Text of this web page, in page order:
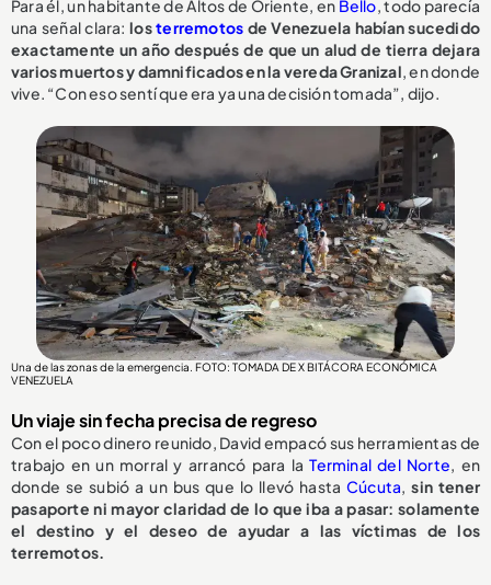
Para él, un habitante de Altos de Oriente, en Bello, todo parecía
una señal clara:losterremotos de Venezuela habían sucedido
exactamente un año después de que un alud de tierra dejara
varios muertos y damnificados en la vereda Granizal, en donde
vive. “Con eso sentí que era ya una decisión tomada”, dijo.
Una de las zonas de la emergencia. FOTO: TOMADA DE X BITÁCORA ECONÓMICA
VENEZUELA
Un viaje sin fecha precisa de regreso
Con el poco dinero reunido, David empacó sus herramientas de
trabajo en un morral y arrancó para laTerminal del Norte, en
donde se subió a un bus que lo llevó hastaCúcuta,sin tener
pasaporte ni mayor claridad de lo que iba a pasar: solamente
el destino y el deseo de ayudar a las víctimas de los
terremotos.